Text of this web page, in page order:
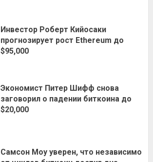
Инвестор Роберт Кийосаки
прогнозирует рост Ethereum до
$95,000
Экономист Питер Шифф снова
заговорил о падении биткоина до
$20,000
Самсон Моу уверен, что независимо